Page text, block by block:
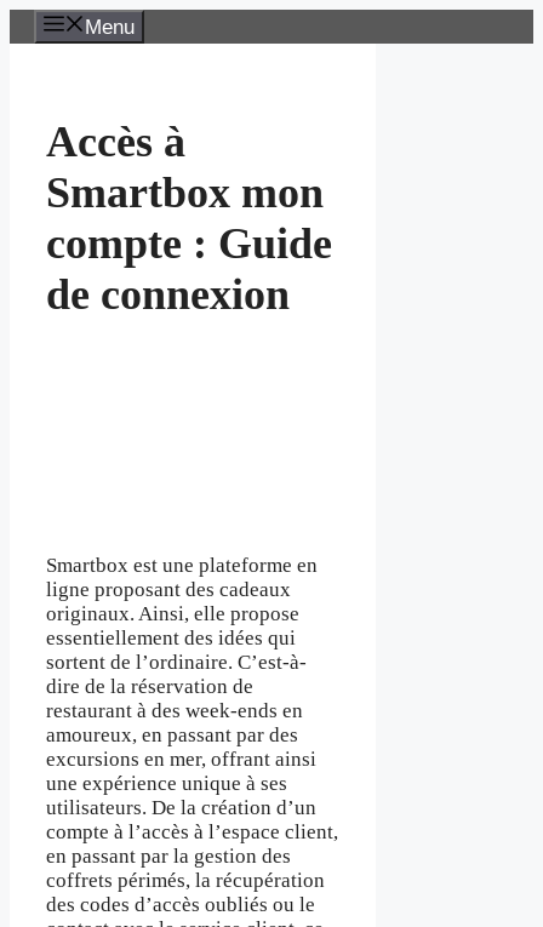
Aller
au
Menu
Accès à
Smartbox mon
compte : Guide
de connexion
Smartbox est une plateforme en
ligne proposant des cadeaux
originaux. Ainsi, elle propose
essentiellement des idées qui
sortent de l’ordinaire. C’est-à-
dire de la réservation de
restaurant à des week-ends en
amoureux, en passant par des
excursions en mer, offrant ainsi
une expérience unique à ses
utilisateurs. De la création d’un
compte à l’accès à l’espace client,
en passant par la gestion des
coffrets périmés, la récupération
des codes d’accès oubliés ou le